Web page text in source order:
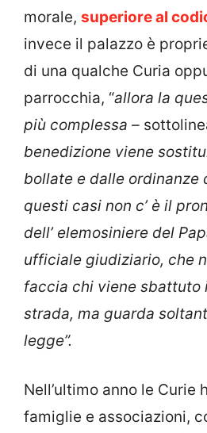
morale, superiore al
invece il palazzo è
di una qualche Curia
parrocchia, “allora la
più complessa –
benedizione viene
bollate e dalle ordinanze
questi casi non c’ è il
dell’ elemosiniere del
ufficiale giudiziario, che
faccia chi viene sbattuto
strada, ma guarda
legge”.
Nell’ultimo anno le Curie
famiglie e associazioni,